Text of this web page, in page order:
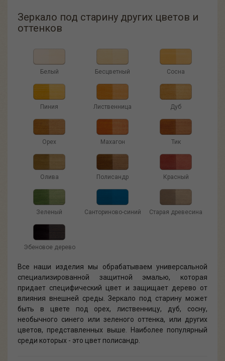
Зеркало под старину других цветов и
оттенков
Белый Бесцветный Сосна
Пиния Лиственница Дуб
Орех Махагон Тик
Олива Полисандр Красный
Зеленый Санториново-синий Старая древесина
Эбеновое дерево
Все наши изделия мы обрабатываем универсальной
специализированной защитной эмалью, которая
придает специфический цвет и защищает дерево от
влияния внешней среды. Зеркало под старину может
быть в цвете под орех, лиственницу, дуб, сосну,
необычного синего или зеленого оттенка, или других
цветов, представленных выше. Наиболее популярный
среди которых - это цвет полисандр.